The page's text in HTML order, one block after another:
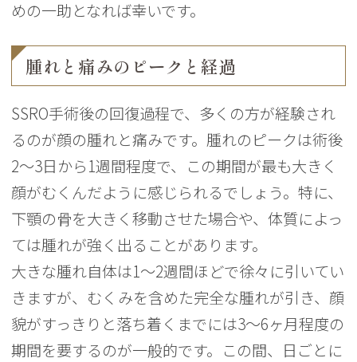
めの一助となれば幸いです。
腫れと痛みのピークと経過
SSRO手術後の回復過程で、多くの方が経験され
るのが顔の腫れと痛みです。腫れのピークは術後
2〜3日から1週間程度で、この期間が最も大きく
顔がむくんだように感じられるでしょう。特に、
下顎の骨を大きく移動させた場合や、体質によっ
ては腫れが強く出ることがあります。
大きな腫れ自体は1〜2週間ほどで徐々に引いてい
きますが、むくみを含めた完全な腫れが引き、顔
貌がすっきりと落ち着くまでには3〜6ヶ月程度の
期間を要するのが一般的です。この間、日ごとに